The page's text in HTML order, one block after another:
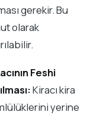
gerekir. Bu
olarak
Feshi
Kiracı kira
yerine